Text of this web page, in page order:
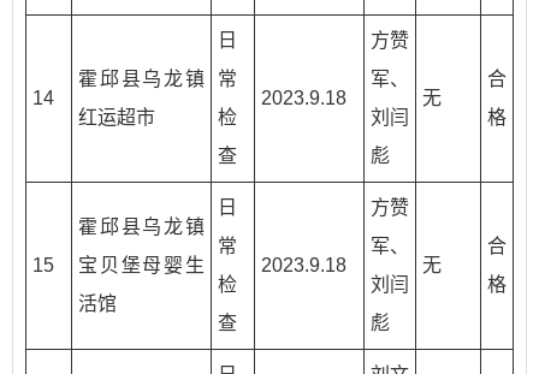
14
霍邱县乌龙镇
红运超市
日
常
检
查
2023.9.18
方赞
军、
刘闫
彪
无
合
格
15
霍邱县乌龙镇
宝贝堡母婴生
活馆
日
常
检
查
2023.9.18
方赞
军、
刘闫
彪
无
合
格